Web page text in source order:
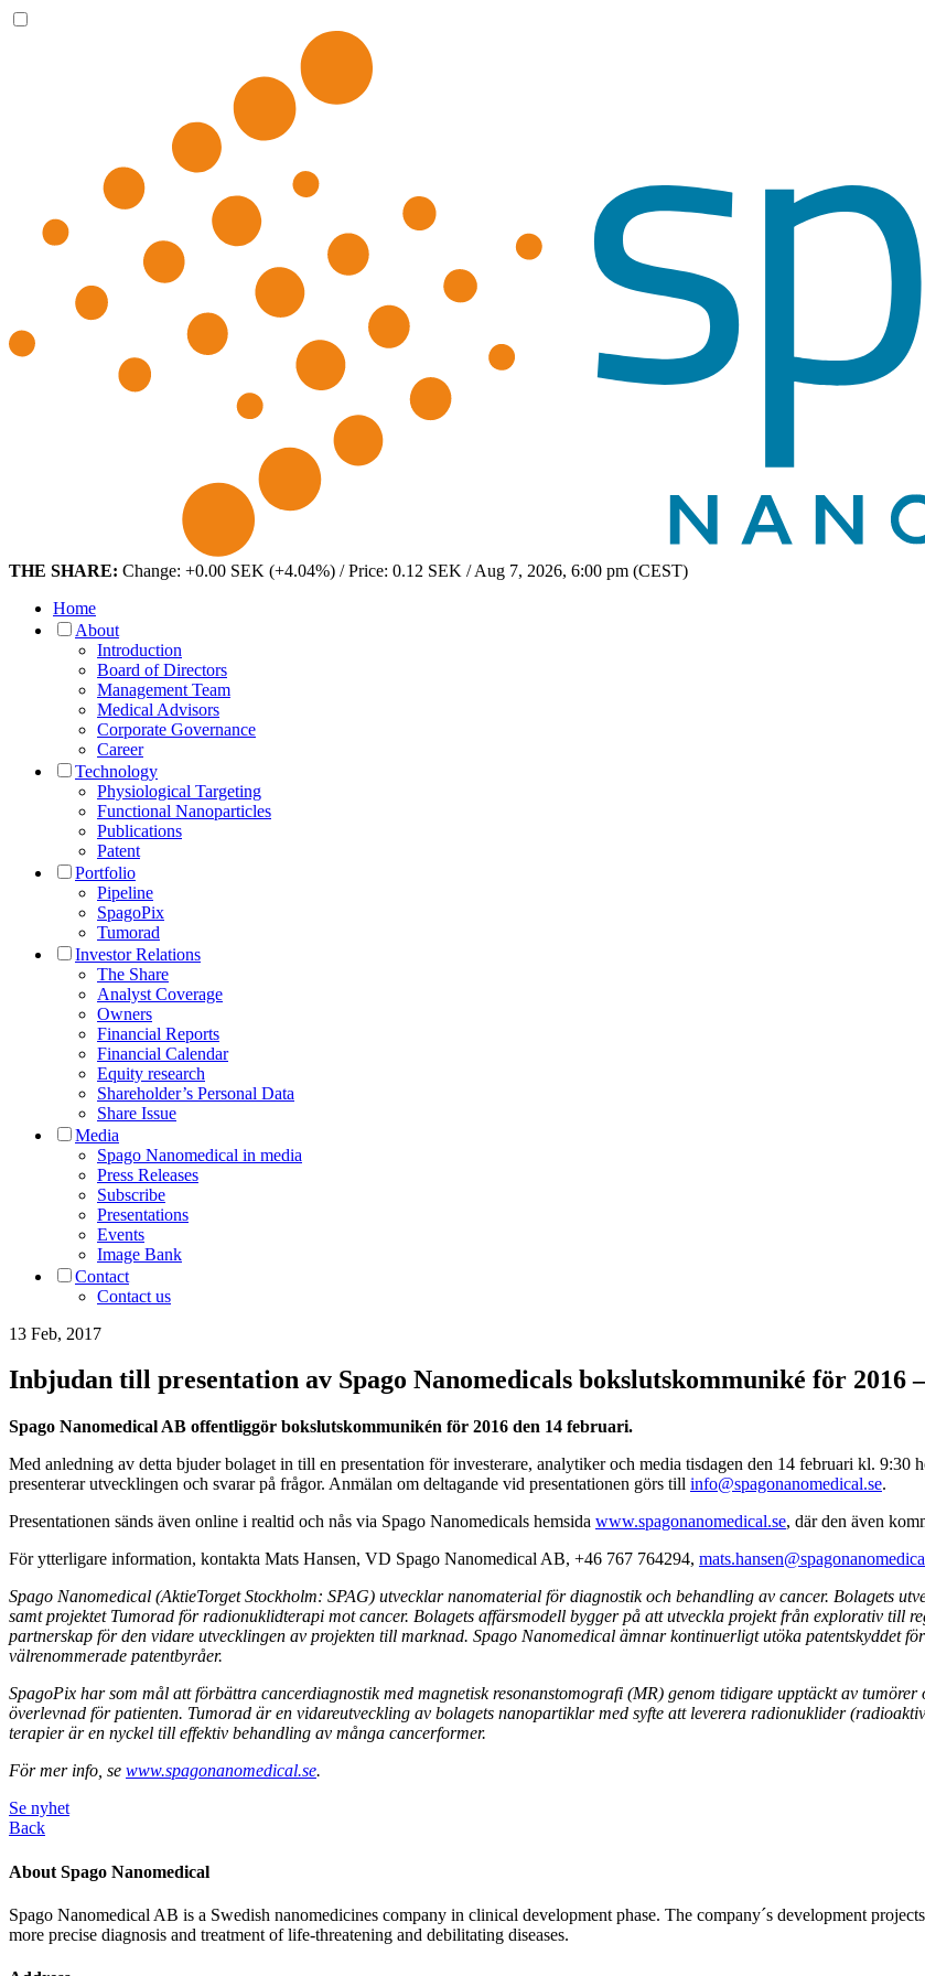
THE SHARE: Change: +0.00 SEK (+4.04%) / Price: 0.12 SEK / Aug 7, 2026, 6:00 pm (CEST)
Home
About
Introduction
Board of Directors
Management Team
Medical Advisors
Corporate Governance
Career
Technology
Physiological Targeting
Functional Nanoparticles
Publications
Patent
Portfolio
Pipeline
SpagoPix
Tumorad
Investor Relations
The Share
Analyst Coverage
Owners
Financial Reports
Financial Calendar
Equity research
Shareholder’s Personal Data
Share Issue
Media
Spago Nanomedical in media
Press Releases
Subscribe
Presentations
Events
Image Bank
Contact
Contact us
13 Feb, 2017
Inbjudan till presentation av Spago Nanomedicals bokslutskommuniké för 2016
Spago Nanomedical AB offentliggör bokslutskommunikén för 2016 den 14 februari.
Med anledning av detta bjuder bolaget in till en presentation för investerare, analytiker och media tisdagen den 14 februari kl. 9:30
presenterar utvecklingen och svarar på frågor. Anmälan om deltagande vid presentationen görs till info@spagonanomedical.se.
Presentationen sänds även online i realtid och nås via Spago Nanomedicals hemsida www.spagonanomedical.se, där den även
För ytterligare information, kontakta Mats Hansen, VD Spago Nanomedical AB, +46 767 764294,
Spago Nanomedical (AktieTorget Stockholm: SPAG) utvecklar nanomaterial för diagnostik och behandling av cancer. Bolagets
samt projektet Tumorad för radionuklidterapi mot cancer. Bolagets affärsmodell bygger på att utveckla projekt från explorativ till
partnerskap för den vidare utvecklingen av projekten till marknad. Spago Nanomedical ämnar kontinuerligt utöka patentskyddet
välrenommerade patentbyråer.
SpagoPix har som mål att förbättra cancerdiagnostik med magnetisk resonanstomografi (MR) genom tidigare upptäckt av
överlevnad för patienten. Tumorad är en vidareutveckling av bolagets nanopartiklar med syfte att leverera radionuklider
terapier är en nyckel till effektiv behandling av många cancerformer.
För mer info, se www.spagonanomedical.se.
Se nyhet
Back
About Spago Nanomedical
Spago Nanomedical AB is a Swedish nanomedicines company in clinical development phase. The company´s development
more precise diagnosis and treatment of life-threatening and debilitating diseases.